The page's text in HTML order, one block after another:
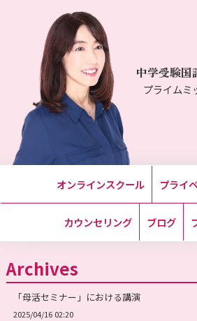
中学受験国
プライムミ
オンラインスクール プライ
カウンセリング ブログ
Archives
「母活セミナー」における講演
2025/04/16 02:20